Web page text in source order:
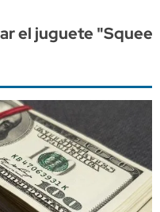
el juguete